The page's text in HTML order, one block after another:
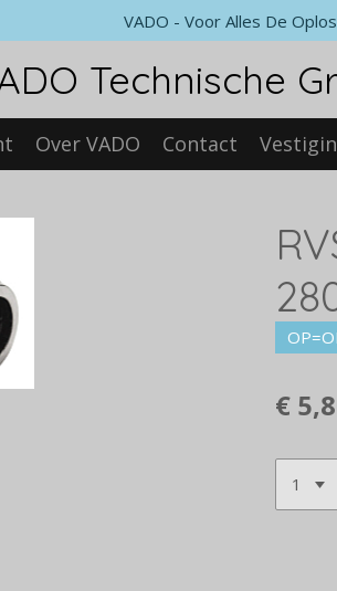
VADO - Voor Alles De
Technische
Over VADO Contact
€